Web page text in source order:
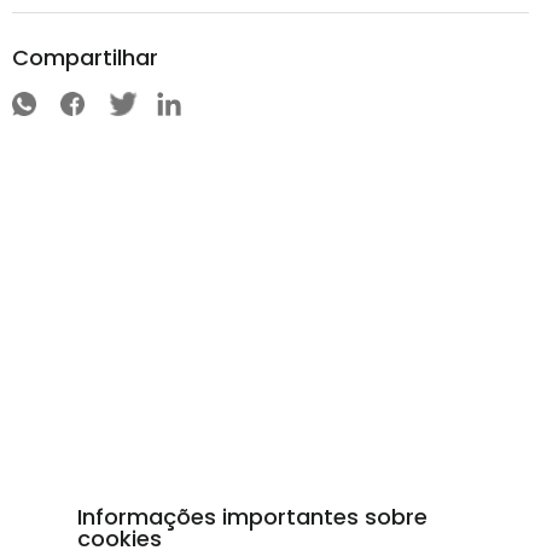
Compartilhar
Informações importantes sobre
cookies